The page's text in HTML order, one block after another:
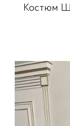
Костюм